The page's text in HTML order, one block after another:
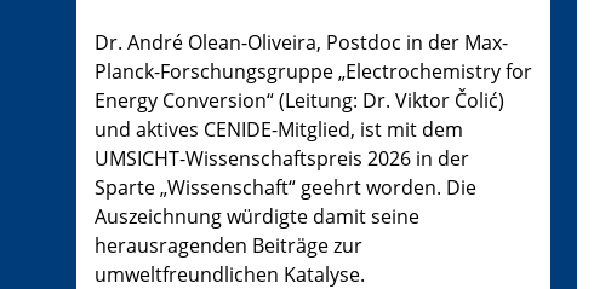
Dr. André Olean-Oliveira, Postdoc in der Max-
Planck-Forschungsgruppe „Electrochemistry for
Energy Conversion“ (Leitung: Dr. Viktor Čolić)
und aktives CENIDE-Mitglied, ist mit dem
UMSICHT-Wissenschaftspreis 2026 in der
Sparte „Wissenschaft“ geehrt worden. Die
Auszeichnung würdigte damit seine
herausragenden Beiträge zur
umweltfreundlichen Katalyse.